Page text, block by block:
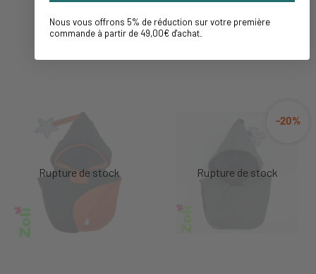
-20%
Nous vous offrons 5% de réduction sur votre première
commande à partir de 49,00€ d'achat.